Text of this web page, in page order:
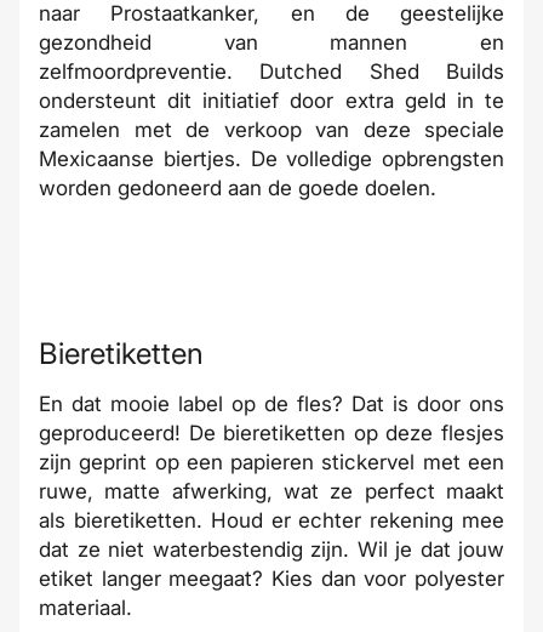
naar Prostaatkanker, en de geestelijke
gezondheid van mannen en
zelfmoordpreventie. Dutched Shed Builds
ondersteunt dit initiatief door extra geld in te
zamelen met de verkoop van deze speciale
Mexicaanse biertjes. De volledige opbrengsten
worden gedoneerd aan de goede doelen.
Bieretiketten
En dat mooie label op de fles? Dat is door ons
geproduceerd! De bieretiketten op deze flesjes
zijn geprint op een papieren stickervel met een
ruwe, matte afwerking, wat ze perfect maakt
als bieretiketten. Houd er echter rekening mee
dat ze niet waterbestendig zijn. Wil je dat jouw
etiket langer meegaat? Kies dan voor polyester
materiaal.